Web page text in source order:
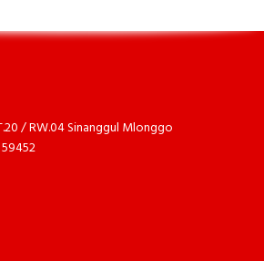
/ RW.04 Sinanggul Mlonggo